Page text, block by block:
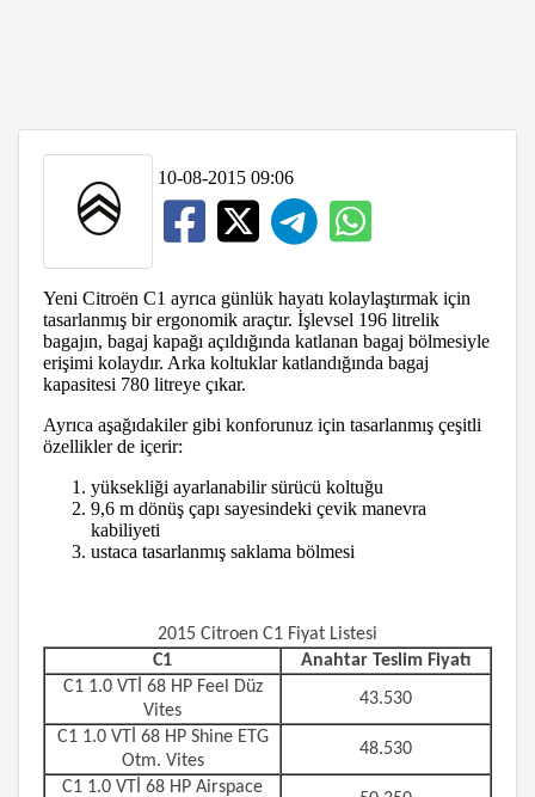
10-08-2015 09:06
Yeni Citroën C1 ayrıca günlük hayatı kolaylaştırmak için
tasarlanmış bir ergonomik araçtır. İşlevsel 196 litrelik
bagajın, bagaj kapağı açıldığında katlanan bagaj bölmesiyle
erişimi kolaydır. Arka koltuklar katlandığında bagaj
kapasitesi 780 litreye çıkar.
Ayrıca aşağıdakiler gibi konforunuz için tasarlanmış çeşitli
özellikler de içerir:
yüksekliği ayarlanabilir sürücü koltuğu
9,6 m dönüş çapı sayesindeki çevik manevra
kabiliyeti
ustaca tasarlanmış saklama bölmesi
2015 Citroen C1 Fiyat Listesi
C1
Anahtar Teslim Fiyatı
C1 1.0 VTİ 68 HP Feel Düz
Vites
43.530
C1 1.0 VTİ 68 HP Shine ETG
Otm. Vites
48.530
C1 1.0 VTİ 68 HP Airspace